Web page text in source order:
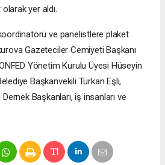
yer aldı.
ve panelistlere plaket
Gazeteciler Cemiyeti Başkanı
Yönetim Kurulu Üyesi Hüseyin
Başkanvekili Türkan Eşli,
Dernek Başkanları, iş insanları ve